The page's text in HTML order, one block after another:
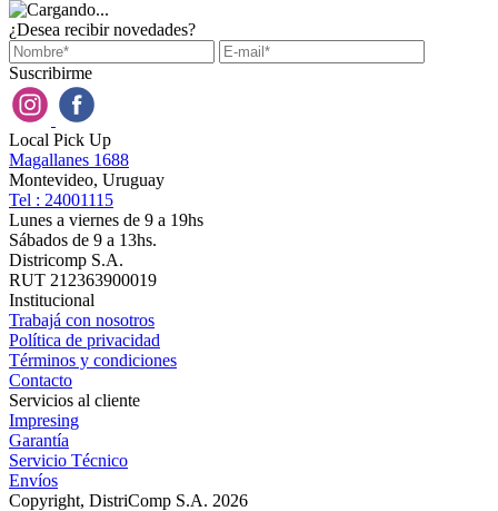
¿Desea recibir novedades?
Suscribirme
Local Pick Up
Magallanes 1688
Montevideo, Uruguay
Tel : 24001115
Lunes a viernes de 9 a 19hs
Sábados de 9 a 13hs.
Districomp S.A.
RUT 212363900019
Institucional
Trabajá con nosotros
Política de privacidad
Términos y condiciones
Contacto
Servicios al cliente
Impresing
Garantía
Servicio Técnico
Envíos
Copyright, DistriComp S.A. 2026